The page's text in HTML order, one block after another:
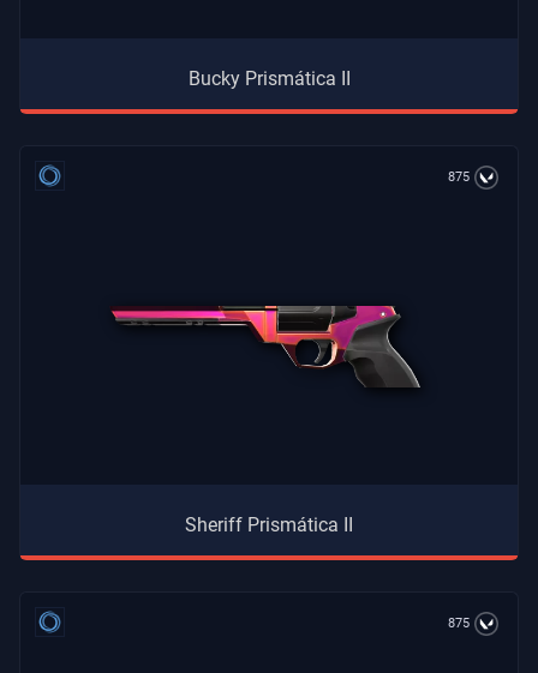
Bucky Prismática II
875
Sheriff Prismática II
875